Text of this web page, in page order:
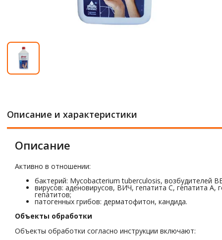
Описание и характеристики
Описание
Активно в отношении:
бактерий: Mycobacterium tuberculosis, возбудителей
вирусов: аденовирусов, ВИЧ, гепатита С, гепатита
гепатитов;
патогенных грибов: дерматофитон, кандида.
Объекты обработки
Объекты обработки согласно инструкции включают: